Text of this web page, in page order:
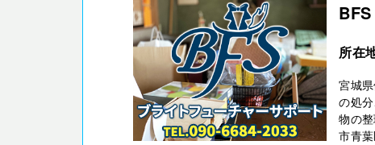
BFS
所在
宮城
の処
物の
市青